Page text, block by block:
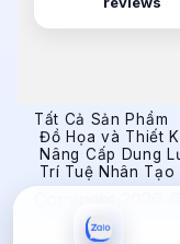
Tất Cả Sản Phẩm
Đồ Họa và Thiết
Nâng Cấp Dung
Trí Tuệ Nhân Tạo